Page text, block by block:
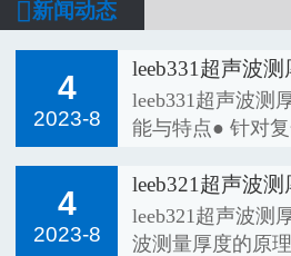
新闻动态
4
2023-8
leeb331超声波测
能与特点● 针对
4
2023-8
leeb321超声波
leeb321超声波测
波测量厚度的原